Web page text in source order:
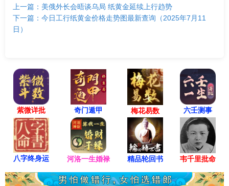
上一篇：美俄外长会晤谈乌局 纸黄金延续上行趋势
下一篇：今日工行纸黄金价格走势图最新查询（2025年7月11
日）
紫微详批 奇门遁甲 梅花易数 六壬测事
八字终身运 河洛一生婚禄 精品轮回书 韦千里批命